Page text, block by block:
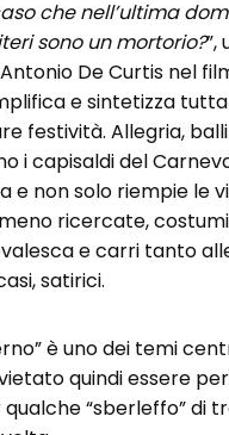
che nell’ultima
sono un mortorio?”,
De Curtis nel
e sintetizza tutta
festività. Allegria,
i capisaldi del
e non solo riempie le
ricercate,
e carri tanto
satirici.
è uno dei temi
quindi essere
“sberleffo” di